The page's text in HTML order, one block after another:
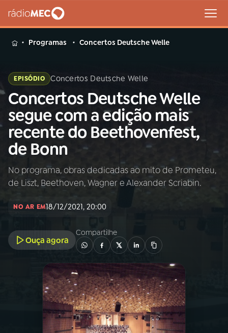
MENU
Buscar
na
Rádio
MEC
Buscar
Início
01 INÍCIO
PROGRAMAÇÃO
PROGRAMAS
PODCASTS
Programas Concertos Deutsche Welle
EPISÓDIO Concertos Deutsche Welle
Concertos Deutsche Welle
segue com a edição mais
recente do Beethovenfest,
de Bonn
No programa, obras dedicadas ao mito de Prometeu,
de Liszt, Beethoven, Wagner e Alexander Scriabin.
NO AR EM18/12/2021, 20:00
Ouça agora
Compartilhe